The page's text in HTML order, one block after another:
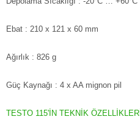
Ebat : 210 x 121 x 60 mm
Ağırlık : 826 g
Güç Kaynağı : 4 x AA mignon pil
TESTO 115'İN TEKNİK ÖZELLİKLERİ